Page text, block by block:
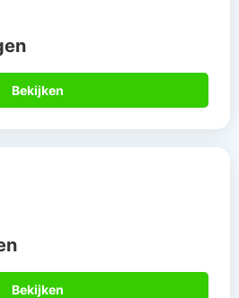
Bekijken
Bekijken